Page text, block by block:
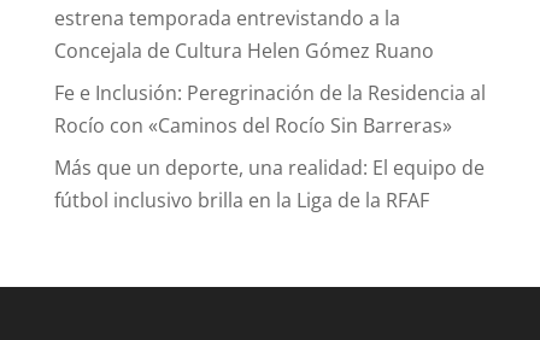
estrena temporada entrevistando a la
Concejala de Cultura Helen Gómez Ruano
Fe e Inclusión: Peregrinación de la Residencia al
Rocío con «Caminos del Rocío Sin Barreras»
Más que un deporte, una realidad: El equipo de
fútbol inclusivo brilla en la Liga de la RFAF